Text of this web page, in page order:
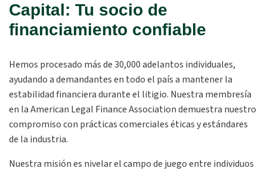
Capital: Tu socio de
financiamiento confiable
Hemos procesado más de 30,000 adelantos individuales,
ayudando a demandantes en todo el país a mantener la
estabilidad financiera durante el litigio. Nuestra membresía
en la American Legal Finance Association demuestra nuestro
compromiso con prácticas comerciales éticas y estándares
de la industria.
Nuestra misión es nivelar el campo de juego entre individuos